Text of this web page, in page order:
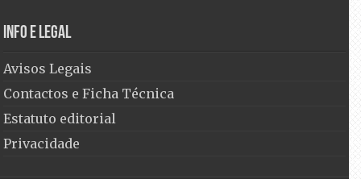
Info e Legal
Avisos Legais
Contactos e Ficha Técnica
Estatuto editorial
Privacidade